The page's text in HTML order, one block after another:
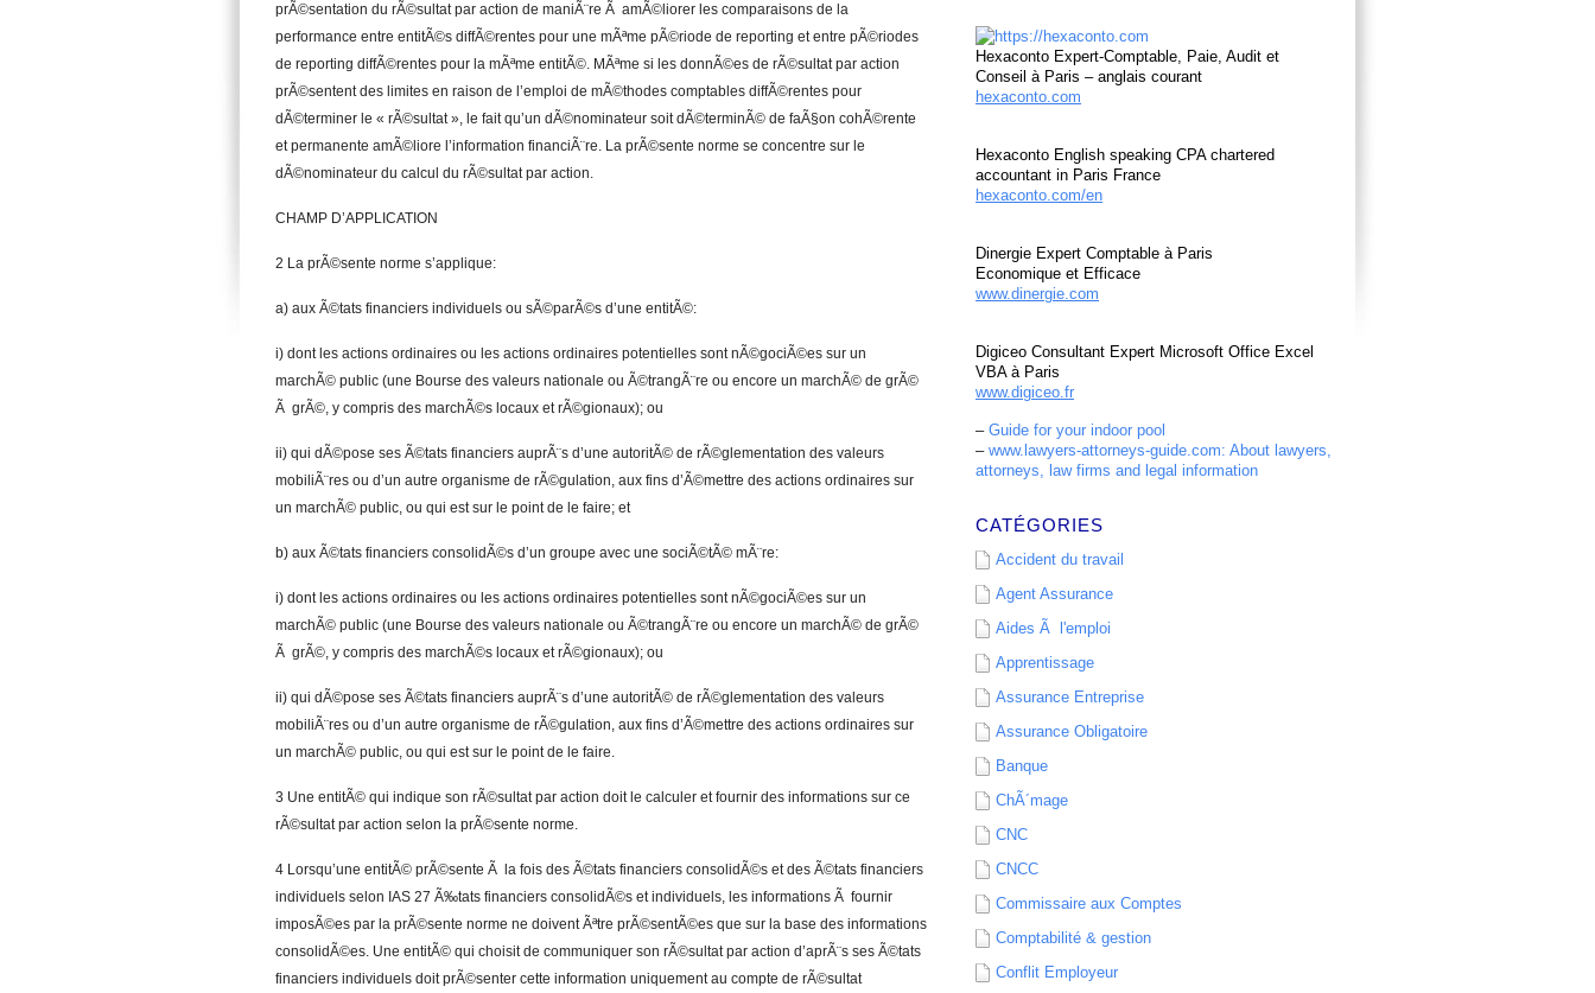
prÃ©sentation du rÃ©sultat par action de maniÃ¨re Ã amÃ©liorer les comparaisons de la
performance entre entitÃ©s diffÃ©rentes pour une mÃªme pÃ©riode de reporting et entre pÃ©riodes
de reporting diffÃ©rentes pour la mÃªme entitÃ©. MÃªme si les donnÃ©es de rÃ©sultat par action
prÃ©sentent des limites en raison de l’emploi de mÃ©thodes comptables diffÃ©rentes pour
dÃ©terminer le « rÃ©sultat », le fait qu’un dÃ©nominateur soit dÃ©terminÃ© de faÃ§on cohÃ©rente
et permanente amÃ©liore l’information financiÃ¨re. La prÃ©sente norme se concentre sur le
dÃ©nominateur du calcul du rÃ©sultat par action.
CHAMP D’APPLICATION
2 La prÃ©sente norme s’applique:
a) aux Ã©tats financiers individuels ou sÃ©parÃ©s d’une entitÃ©:
i) dont les actions ordinaires ou les actions ordinaires potentielles sont nÃ©gociÃ©es sur un
marchÃ© public (une Bourse des valeurs nationale ou Ã©trangÃ¨re ou encore un marchÃ© de grÃ©
Ã grÃ©, y compris des marchÃ©s locaux et rÃ©gionaux); ou
ii) qui dÃ©pose ses Ã©tats financiers auprÃ¨s d’une autoritÃ© de rÃ©glementation des valeurs
mobiliÃ¨res ou d’un autre organisme de rÃ©gulation, aux fins d’Ã©mettre des actions ordinaires sur
un marchÃ© public, ou qui est sur le point de le faire; et
b) aux Ã©tats financiers consolidÃ©s d’un groupe avec une sociÃ©tÃ© mÃ¨re:
i) dont les actions ordinaires ou les actions ordinaires potentielles sont nÃ©gociÃ©es sur un
marchÃ© public (une Bourse des valeurs nationale ou Ã©trangÃ¨re ou encore un marchÃ© de grÃ©
Ã grÃ©, y compris des marchÃ©s locaux et rÃ©gionaux); ou
ii) qui dÃ©pose ses Ã©tats financiers auprÃ¨s d’une autoritÃ© de rÃ©glementation des valeurs
mobiliÃ¨res ou d’un autre organisme de rÃ©gulation, aux fins d’Ã©mettre des actions ordinaires sur
un marchÃ© public, ou qui est sur le point de le faire.
3 Une entitÃ© qui indique son rÃ©sultat par action doit le calculer et fournir des informations sur ce
rÃ©sultat par action selon la prÃ©sente norme.
4 Lorsqu’une entitÃ© prÃ©sente Ã la fois des Ã©tats financiers consolidÃ©s et des Ã©tats financiers
individuels selon IAS 27 Ã‰tats financiers consolidÃ©s et individuels, les informations Ã fournir
imposÃ©es par la prÃ©sente norme ne doivent Ãªtre prÃ©sentÃ©es que sur la base des informations
consolidÃ©es. Une entitÃ© qui choisit de communiquer son rÃ©sultat par action d’aprÃ¨s ses Ã©tats
financiers individuels doit prÃ©senter cette information uniquement au compte de rÃ©sultat
Hexaconto Expert-Comptable, Paie, Audit et
Conseil à Paris – anglais courant
hexaconto.com
Hexaconto English speaking CPA chartered
accountant in Paris France
hexaconto.com/en
Dinergie Expert Comptable à Paris
Economique et Efficace
www.dinergie.com
Digiceo Consultant Expert Microsoft Office Excel
VBA à Paris
www.digiceo.fr
– Guide for your indoor pool
– www.lawyers-attorneys-guide.com: About lawyers,
attorneys, law firms and legal information
CATÉGORIES
Accident du travail
Agent Assurance
Aides Ã l'emploi
Apprentissage
Assurance Entreprise
Assurance Obligatoire
Banque
ChÃ´mage
CNC
CNCC
Commissaire aux Comptes
Comptabilité & gestion
Conflit Employeur